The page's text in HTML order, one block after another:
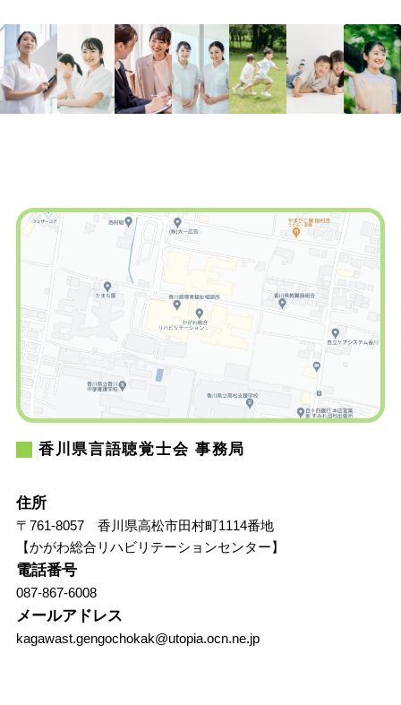
香川県言語聴覚士会 事務局
住所
〒761-8057 香川県高松市田村町1114番地
【かがわ総合リハビリテーションセンター】
電話番号
087-867-6008
メールアドレス
kagawast.gengochokak@utopia.ocn.ne.jp